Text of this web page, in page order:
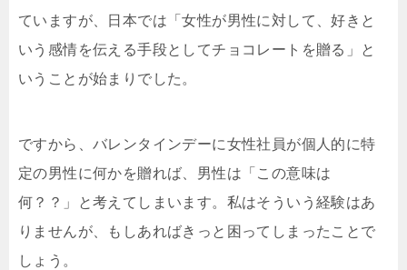
ていますが、日本では「女性が男性に対して、好きと
いう感情を伝える手段としてチョコレートを贈る」と
いうことが始まりでした。
ですから、バレンタインデーに女性社員が個人的に特
定の男性に何かを贈れば、男性は「この意味は
何？？」と考えてしまいます。私はそういう経験はあ
りませんが、もしあればきっと困ってしまったことで
しょう。